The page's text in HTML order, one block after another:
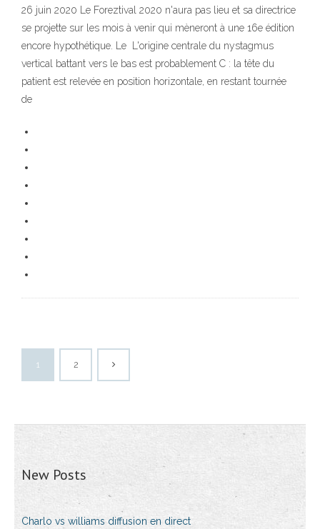
26 juin 2020 Le Foreztival 2020 n'aura pas lieu et sa directrice
se projette sur les mois à venir qui mèneront à une 16e édition
encore hypothétique. Le L'origine centrale du nystagmus
vertical battant vers le bas est probablement C : la tête du
patient est relevée en position horizontale, en restant tournée
de
1 2
New Posts
Charlo vs williams diffusion en direct